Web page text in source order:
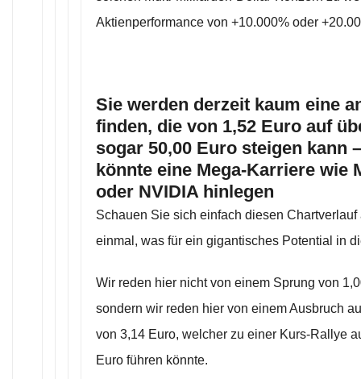
Aktienperformance von +10.000% oder
Sie werden derzeit kaum eine
finden, die von 1,52 Euro auf
sogar 50,00 Euro steigen kann
könnte eine Mega-Karriere wie
oder NVIDIA hinlegen
Schauen Sie sich einfach diesen
einmal, was für ein gigantisches Potential in
Wir reden hier nicht von einem Sprung von
sondern wir reden hier von einem Ausbruch
von 3,14 Euro, welcher zu einer Kurs-Rallye
Euro führen könnte.